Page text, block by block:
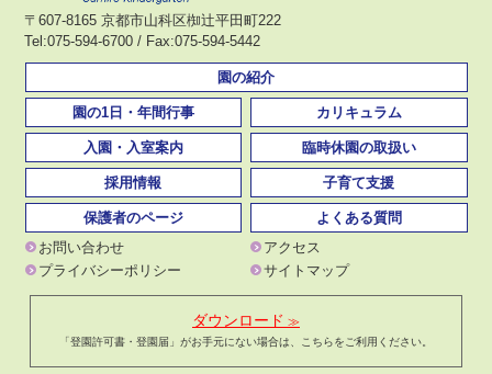
〒607-8165 京都市山科区椥辻平田町222
Tel:075-594-6700 / Fax:075-594-5442
園の紹介
カリキュラム
園の1日・年間行事
臨時休園の取扱い
入園・入室案内
子育て支援
採用情報
よくある質問
保護者のページ
アクセス
お問い合わせ
サイトマップ
プライバシーポリシー
ダウンロード
「登園許可書・登園届」がお手元にない場合は、こちらをご利用ください。